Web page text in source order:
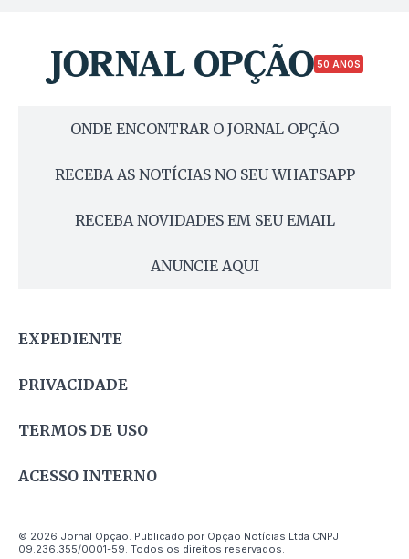
50 ANOS
ONDE ENCONTRAR O JORNAL OPÇÃO
RECEBA AS NOTÍCIAS NO SEU WHATSAPP
RECEBA NOVIDADES EM SEU EMAIL
ANUNCIE AQUI
EXPEDIENTE
PRIVACIDADE
TERMOS DE USO
ACESSO INTERNO
© 2026 Jornal Opção. Publicado por Opção Notícias Ltda CNPJ
09.236.355/0001-59. Todos os direitos reservados.